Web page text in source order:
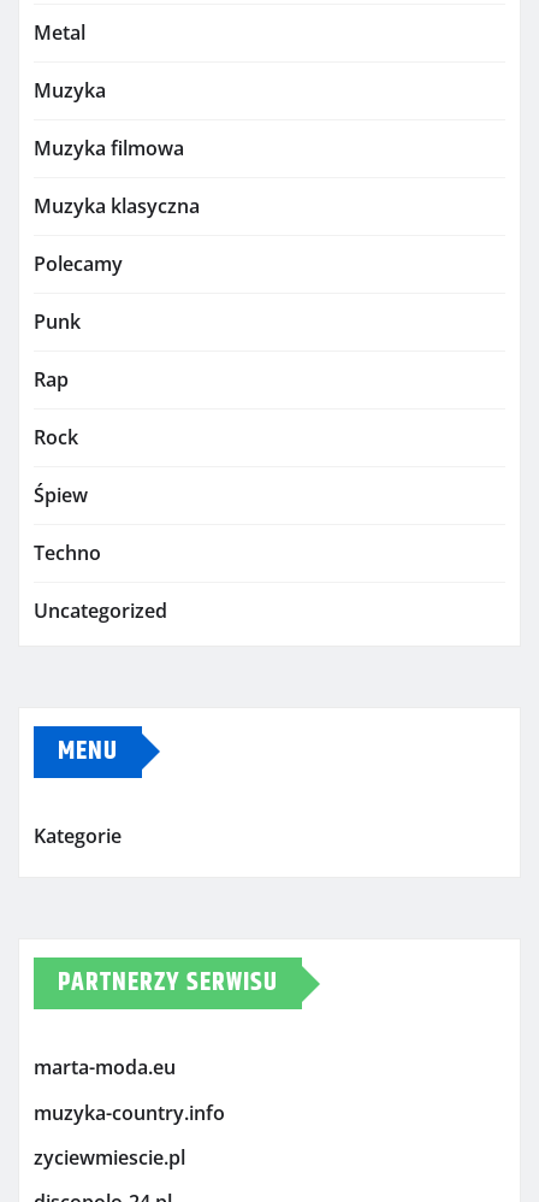
Metal
Muzyka
Muzyka filmowa
Muzyka klasyczna
Polecamy
Punk
Rap
Rock
Śpiew
Techno
Uncategorized
MENU
Kategorie
PARTNERZY SERWISU
marta-moda.eu
muzyka-country.info
zyciewmiescie.pl